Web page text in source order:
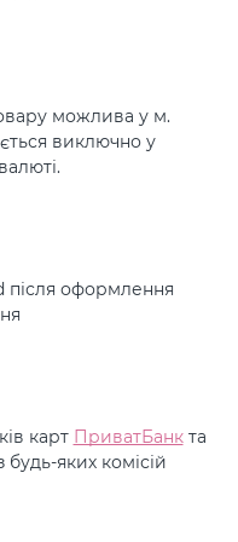
можлива у м.
виключно у
після оформлення
карт ПриватБанкта
будь-яких комісій